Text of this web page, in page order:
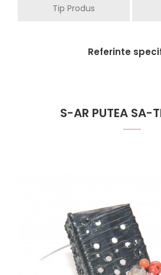
Tip Produs
Referinte
S-AR PUTEA SA-